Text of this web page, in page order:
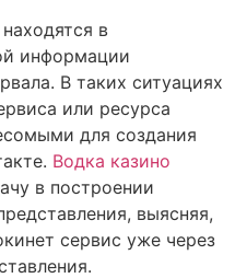
в
информации
В таких ситуациях
или ресурса
для создания
Водка казино
в построении
выясняя,
сервис уже через